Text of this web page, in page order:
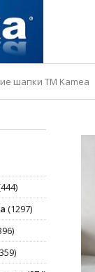
шапки ТМ Kamea
(1297)